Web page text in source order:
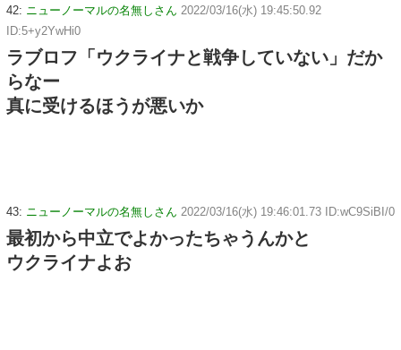
42: ニューノーマルの名無しさん 2022/03/16(水) 19:45:50.92
ID:5+y2YwHi0
ラブロフ「ウクライナと戦争していない」だか
らなー
真に受けるほうが悪いか
43: ニューノーマルの名無しさん 2022/03/16(水) 19:46:01.73 ID:wC9SiBI/0
最初から中立でよかったちゃうんかと
ウクライナよお